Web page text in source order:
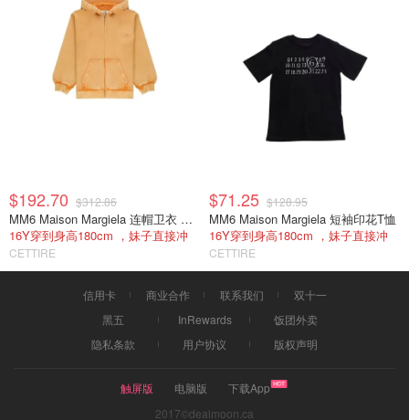
$192.70 $312.86
MM6 Maison Margiela 连帽卫衣 拉链款
16Y穿到身高180cm ，妹子直接冲
CETTIRE
$71.25 $128.95
MM6 Maison Margiela 短袖印花T恤
16Y穿到身高180cm ，妹子直接冲
CETTIRE
信用卡 商业合作 联系我们
双十一
黑五
InRewards
饭团外卖
隐私条款
用户协议 版权声明
触屏版 电脑版
下载App
2017©dealmoon.ca